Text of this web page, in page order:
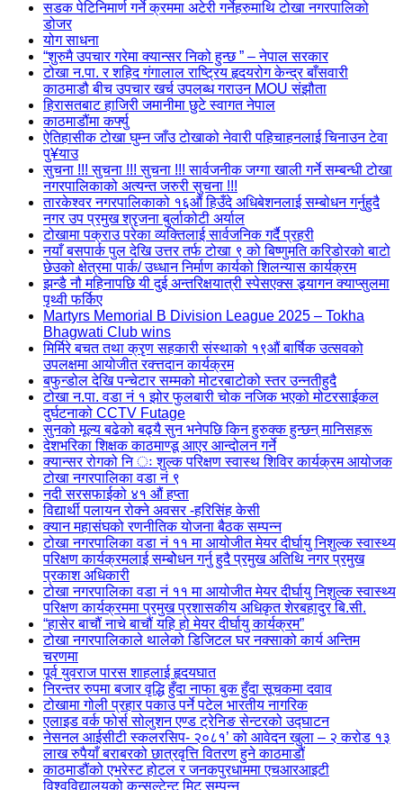
सडक पेटिनिमार्ण गर्ने क्रममा अटेरी गर्नेहरुमाथि टोखा नगरपालिको
डोजर
योग साधना
“शुरुमै उपचार गरेमा क्यान्सर निको हुन्छ ” – नेपाल सरकार
टोखा न.पा. र शहिद गंगालाल राष्ट्रिय हृदयरोग केन्द्र बाँसवारी
काठमाडौ बीच उपचार खर्च उपलब्ध गराउन MOU संझौता
हिरासतबाट हाजिरी जमानीमा छुटे स्वागत नेपाल
काठमाडौंमा कर्फ्यु
ऐतिहासीक टोखा घुम्न जाँउ टोखाको नेवारी पहिचाहनलाई चिनाउन टेवा
पु¥याउ
सुचना !!! सुचना !!! सुचना !!! सार्वजनीक जग्गा खाली गर्ने सम्बन्धी टोखा
नगरपालिकाको अत्यन्त जरुरी सुचना !!!
तारकेश्वर नगरपालिकाको १६औं हिउँदे अधिबेशनलाई सम्बोधन गर्नुहुदै
नगर उप प्रमुख श्रृजना बुर्लाकोटी अर्याल
टोखामा पक्राउ परेका व्यक्तिलाई सार्वजनिक गर्दै प्रहरी
नयाँ बसपार्क पुल देखि उत्तर तर्फ टोखा ९ को बिष्णुमति करिडोरको बाटो
छेउको क्षेत्रमा पार्क/ उध्धान निर्माण कार्यको शिलन्यास कार्यक्रम
झन्डै नौ महिनापछि यी दुई अन्तरिक्षयात्री स्पेसएक्स ड्र्यागन क्याप्सुलमा
पृथ्वी फर्किए
Martyrs Memorial B Division League 2025 – Tokha
Bhagwati Club wins
मिर्मिरे बचत तथा क्रृण सहकारी संस्थाको १९औं बार्षिक उत्सवको
उपलक्षमा आयोजीत रक्त्तदान कार्यक्रम
बफुन्डोल देखि पन्चेटार सम्मको मोटरबाटोको स्तर उन्नतीहुदै
टोखा न.पा. वडा नं १ झोर फुलबारी चोक नजिक भएको मोटरसाईकल
दुर्घटनाको CCTV Futage
सुनको मूल्य बढेको बढ्यै सुन भनेपछि किन हुरुक्क हुन्छन् मानिसहरू
देशभरिका शिक्षक काठमाण्डू आएर आन्दोलन गर्ने
क्यान्सर रोगको नि ः शुल्क परिक्षण स्वास्थ शिविर कार्यक्रम आयोजक
टोखा नगरपालिका वडा नं ९
नदी सरसफाईको ४१ औं हप्ता
विद्यार्थी पलायन रोक्ने अवसर -हरिसिंह केसी
क्यान महासंघको रणनीतिक योजना बैठक सम्पन्न
टोखा नगरपालिका वडा नं ११ मा आयोजीत मेयर दीर्घायु निशुल्क स्वास्थ्य
परिक्षण कार्यक्रमलाई सम्बोेधन गर्नु हुदै प्रमुख अतिथि नगर प्रमुख
प्रकाश अधिकारी
टोखा नगरपालिका वडा नं ११ मा आयोजीत मेयर दीर्घायु निशुल्क स्वास्थ्य
परिक्षण कार्यक्रममा प्रमुख प्रशासकीय अधिकृत शेरबहादुर बि.सी.
“हासेर बाचौं नाचे बाचौं यहि हो मेयर दीर्घायु कार्यक्रम”
टोखा नगरपालिकाले थालेको डिजिटल घर नक्साको कार्य अन्तिम
चरणमा
पूर्व युवराज पारस शाहलाई हृदयघात
निरन्तर रुपमा बजार वृद्धि हुँदा नाफा बुक हुँदा सूचकमा दवाव
टोखामा गोली प्रहार पकाउ पर्ने पटेल भारतीय नागरिक
एलाइड वर्क फोर्स सोलुशन एण्ड ट्रेनिङ सेन्टरको उद्घाटन
नेसनल आईसीटी स्कलरसिप- २०८१’ को आवेदन खुला – २ करोड १३
लाख रुपैयाँ बराबरको छात्रवृत्ति वितरण हुने काठमाडौं
काठमाडौंको एभरेस्ट होटल र जनकपुरधाममा एचआरआइटी
विश्वविद्यालयको कन्सल्टेन्ट मिट सम्पन्न